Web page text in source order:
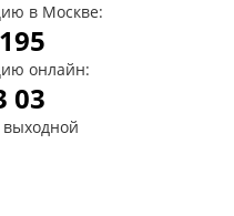
в Москве:
онлайн:
03
выходной